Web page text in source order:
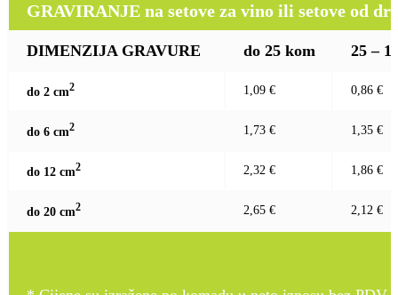
GRAVIRANJE na setove za vino ili setove od
DIMENZIJA GRAVURE do 25 kom 25 –
do 2 cm2 1,09 € 0,86 €
do 6 cm2 1,73 € 1,35 €
do 12 cm2 2,32 € 1,86 €
do 20 cm2 2,65 € 2,12 €